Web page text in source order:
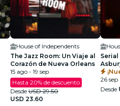
House of Independents
The Jazz Room: Un Viaje al
Corazón de Nueva Orleans
15 ago - 19 sep
Hasta 20% de descuento
Desde USD 29.50
USD 23.60
26 sep
Desde